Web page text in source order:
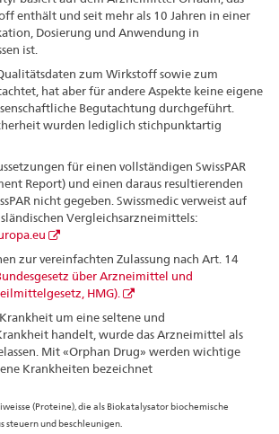
enthält und seit mehr als 10 Jahren in einer
Dosierung und Anwendung in
ist.
zum Wirkstoff sowie zum
hat aber für andere Aspekte keine eigene
Begutachtung durchgeführt.
wurden lediglich stichpunktartig
für einen vollständigen SwissPAR
Report) und einen daraus resultierenden
nicht gegeben. Swissmedic verweist auf
Vergleichsarzneimittels:
zur vereinfachten Zulassung nach Art. 14
über Arzneimittel und
HMG).
um eine seltene und
handelt, wurde das Arzneimittel als
Mit «Orphan Drug» werden wichtige
Krankheiten bezeichnet
(Proteine), die als Biokatalysator biochemische
steuern und beschleunigen.